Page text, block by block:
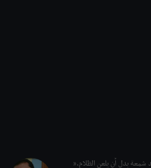
العسكرية 2023-2024
شمعة بدل أن يلعن الظلام.”